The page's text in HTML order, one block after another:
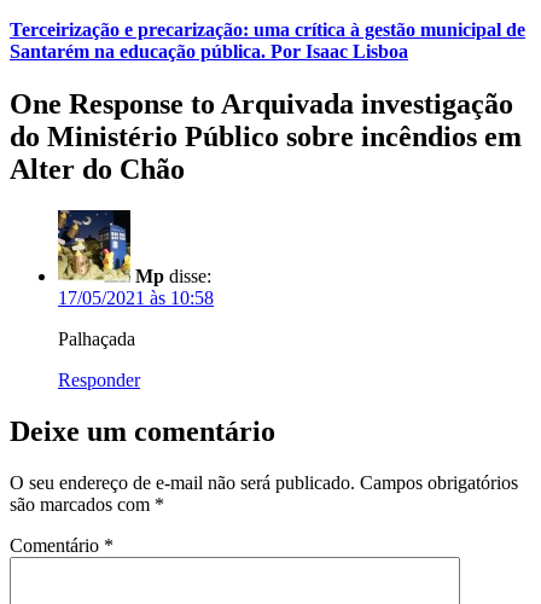
Terceirização e precarização: uma crítica à gestão municipal de
Santarém na educação pública. Por Isaac Lisboa
One Response to Arquivada investigação
do Ministério Público sobre incêndios em
Alter do Chão
Mp disse:
17/05/2021 às 10:58
Palhaçada
Responder
Deixe um comentário
O seu endereço de e-mail não será publicado. Campos obrigatórios
são marcados com *
Comentário *